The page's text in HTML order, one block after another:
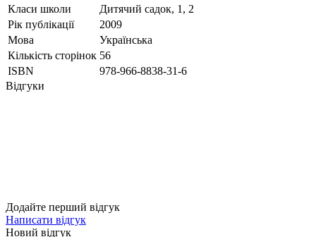
Класи школи
Дитячий садок, 1, 2
Рік публікації
2009
Мова
Українська
Кількість сторінок 56
ISBN
978-966-8838-31-6
Відгуки
Додайте перший відгук
Написати відгук
Новий відгук